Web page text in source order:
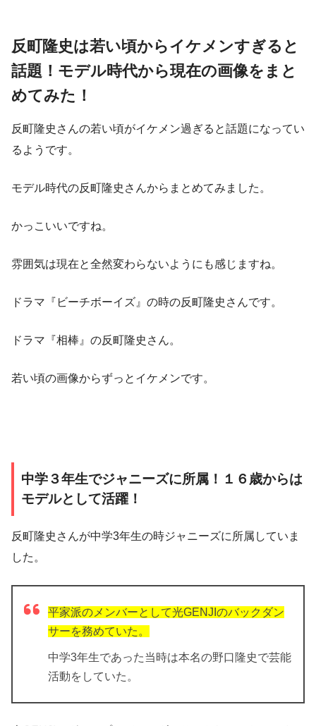
反町隆史は若い頃からイケメンすぎると
話題！モデル時代から現在の画像をまと
めてみた！
反町隆史さんの若い頃がイケメン過ぎると話題になってい
るようです。
モデル時代の反町隆史さんからまとめてみました。
かっこいいですね。
雰囲気は現在と全然変わらないようにも感じますね。
ドラマ『ビーチボーイズ』の時の反町隆史さんです。
ドラマ『相棒』の反町隆史さん。
若い頃の画像からずっとイケメンです。
中学３年生でジャニーズに所属！１６歳からは
モデルとして活躍！
反町隆史さんが中学3年生の時ジャニーズに所属していま
した。
平家派のメンバーとして光GENJI のバックダン
サーを務めていた。
中学3年生であった当時は本名の野口隆史で芸能
活動をしていた。